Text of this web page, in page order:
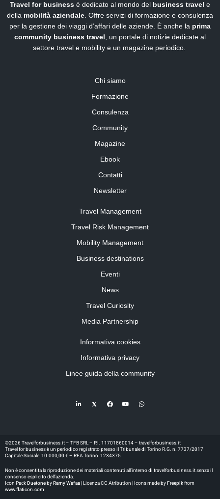
Travel for business è dedicato al mondo del business travel e
della mobilità aziendale . Offre servizi di formazione e consulenza
per la gestione dei viaggi d’affari delle aziende. È anche la prima
community business travel , un portale di notizie dedicate al
settore travel e mobility e un magazine periodico.
Chi siamo
Formazione
Consulenza
Community
Magazine
Ebook
Contatti
Newsletter
Travel Management
Travel Risk Management
Mobility Management
Business destinations
Eventi
News
Travel Curiosity
Media Partnership
Informativa cookies
Informativa privacy
Linee guida della community
©2026 Travelforbusiness.it – TFB SRL – P.I. 11701860014 – travelforbusiness.it
Travel for business è un periodico registrato presso il Tribunale di Torino R.G. n. 7737/2017
Capitale Sociale: 10.000,00 € – REA Torino: 1234375
Non è consentita la riproduzione dei materiali contenuti all’interno di travelforbusiness.it senza il
consenso esplicito dell’azienda.
Icon PackDuetonebyRamy Wafaa |Licenza CC Atribution | Icons made byFreepikfrom
www.flaticon.com